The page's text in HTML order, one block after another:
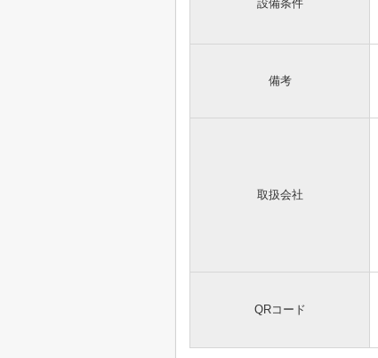
設備条件
備考
取扱会社
QRコード